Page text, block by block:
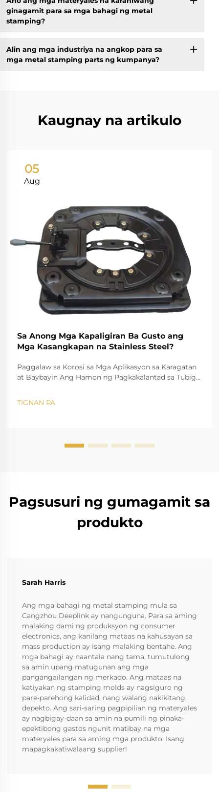
ginagamit para sa mga bahagi ng metal
stamping?
Alin ang mga industriya na angkop para sa
mga metal stamping parts ng kumpanya?
Kaugnay na artikulo
05
Aug
Sa Anong Mga Kapaligiran Ba Gusto ang
Mga Kasangkapan na Stainless Steel?
Paggalaw sa Korosi sa Mga Aplikasyon sa Karagatan
at Baybayin Ang Hamon ng Pagkakalantad sa Tubig-
at pagkasira ng karaniwang mga instrumento. Ang
TIGNAN PA
Pagsusuri ng gumagamit sa
produkto
Sarah Harris
Ang mga bahagi ng metal stamping mula sa
Cangzhou Deeplink ay nangunguna. Para sa aming
malaking dami ng produksyon ng consumer
electronics, ang kanilang mataas na kahusayan sa
mass production ay isang malaking bentahe. Ang
mga bahagi ay naantala nang tama, tumutulong
sa amin upang matugunan ang mga
pangangailangan ng merkado. Ang mataas na
katiyakan ng stamping molds ay nagsiguro ng
pare-parehong kalidad, nang walang nakikitang
depekto. Ang sari-saring pagpipilian ng materyales
ay nagbigay-daan sa amin na pumili ng pinaka-
epektibong gastos ngunit matibay na mga
materyales para sa aming mga produkto. Isang
mapagkakatiwalaang supplier!